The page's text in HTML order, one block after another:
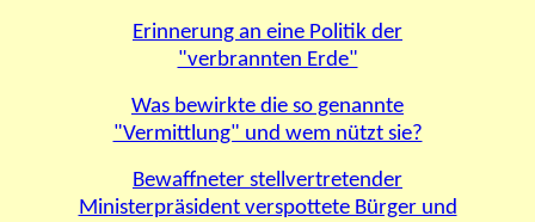
Erinnerung an eine Politik der
"verbrannten Erde"
Was bewirkte die so genannte
"Vermittlung" und wem nützt sie?
Bewaffneter stellvertretender
Ministerpräsident verspottete Bürger und